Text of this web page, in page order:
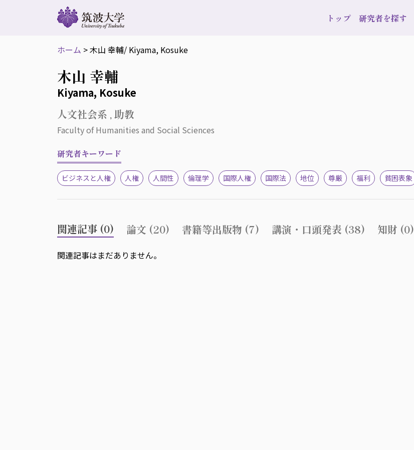
トップ 研究者を探す
ホーム >木山 幸輔/ Kiyama, Kosuke
木山 幸輔
Kiyama, Kosuke
人文社会系 , 助教
Faculty of Humanities and Social Sciences
研究者キーワード
ビジネスと人権 人権 人間性 倫理学 国際人権 国際法 地位 尊厳 福利 貧困表象
関連記事 (0) 論文 (20) 書籍等出版物 (7) 講演・口頭発表 (38) 知財 (0)
関連記事はまだありません。